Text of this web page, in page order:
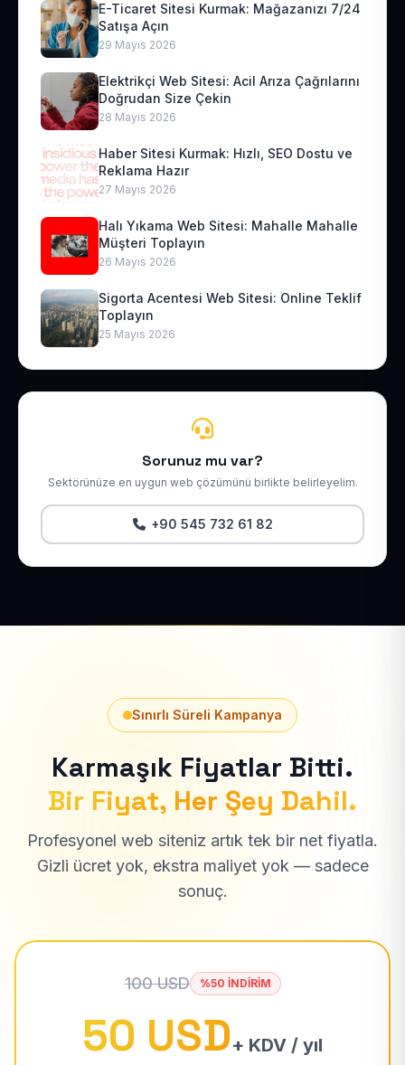
E-Ticaret Sitesi Kurmak: Mağazanızı 7/24
Satışa Açın
29 Mayıs 2026
Elektrikçi Web Sitesi: Acil Arıza Çağrılarını
Doğrudan Size Çekin
28 Mayıs 2026
Haber Sitesi Kurmak: Hızlı, SEO Dostu ve
Reklama Hazır
27 Mayıs 2026
Halı Yıkama Web Sitesi: Mahalle Mahalle
Müşteri Toplayın
26 Mayıs 2026
Sigorta Acentesi Web Sitesi: Online Teklif
Toplayın
25 Mayıs 2026
Sorunuz mu var?
Sektörünüze en uygun web çözümünü birlikte belirleyelim.
+90 545 732 61 82
Sınırlı Süreli Kampanya
Karmaşık Fiyatlar Bitti.
Bir Fiyat, Her Şey Dahil.
Profesyonel web siteniz artık tek bir net fiyatla.
Gizli ücret yok, ekstra maliyet yok — sadece
sonuç.
100 USD %50 İNDİRİM
50 USD+ KDV / yıl